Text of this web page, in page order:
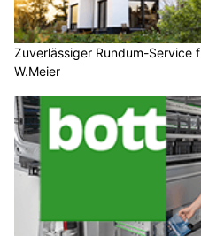
Zuverlässiger Rundum-Service
W.Meier